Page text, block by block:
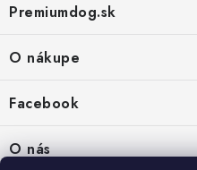
p
ä
Premiumdog.sk
PREDAJŇA:
O nákupe
Ochrana osobných údajov
Facebook
O nás